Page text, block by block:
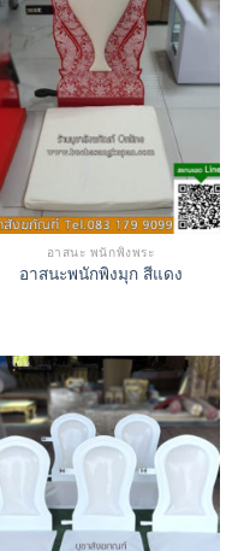
อาสนะ พนักพิงพระ
อาสนะพนักพิงมุก สีแดง